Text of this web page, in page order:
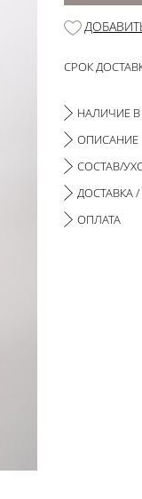
СРОК
НАЛИЧИЕ
ОПИСАНИЕ
СОСТАВ/
ДОСТАВКА
ОПЛАТА